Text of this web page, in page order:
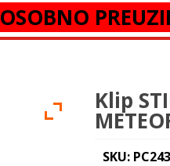
OSOBNO
Klip
SKU: